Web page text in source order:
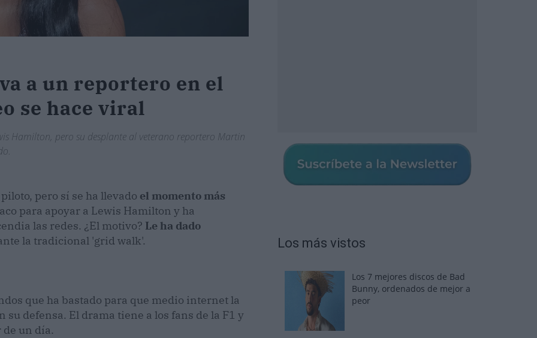
a un reportero en el
se hace viral
Hamilton, pero su desplante al veterano reportero Martin
pero sí se ha llevado el momento más
para apoyar a Lewis Hamilton y ha
las redes. ¿El motivo? Le ha dado
la tradicional 'grid walk'.
que ha bastado para que medio internet la
su defensa. El drama tiene a los fans de la F1 y
un día.
Los más vistos
Los 7 mejores discos de Bad
Bunny, ordenados de mejor a
peor